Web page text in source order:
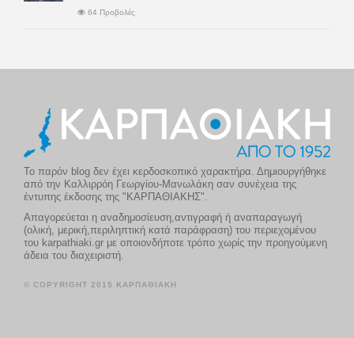
64 Προβολές
Το παρόν blog δεν έχει κερδοσκοπικό χαρακτήρα. Δημιουργήθηκε
από την Καλλιρρόη Γεωργίου-Μανωλάκη σαν συνέχεια της
έντυπης έκδοσης της "ΚΑΡΠΑΘΙΑΚΗΣ".
Απαγορεύεται η αναδημοσίευση,αντιγραφή ή αναπαραγωγή
(ολική, μερική,περιληπτική κατά παράφραση) του περιεχομένου
του karpathiaki.gr με οποιονδήποτε τρόπο χωρίς την προηγούμενη
άδεια του διαχειριστή.
© COPYRIGHT 2015 ΚΑΡΠΑΘΙΑΚΗ